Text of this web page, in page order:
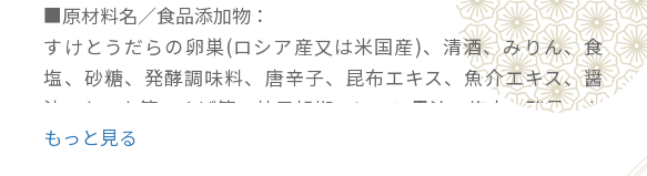
■原材料名／食品添加物：
すけとうだらの卵巣(ロシア産又は米国産)、清酒、みりん、食
塩、砂糖、発酵調味料、唐辛子、昆布エキス、魚介エキス、醤
油、かつお節、さば節、柚子胡椒、レモン果汁、梅肉、酵母エキ
ス、ほうじ茶／調味料(アミノ酸等)、酸化防止剤(ビタミンC)、pH
もっと見る